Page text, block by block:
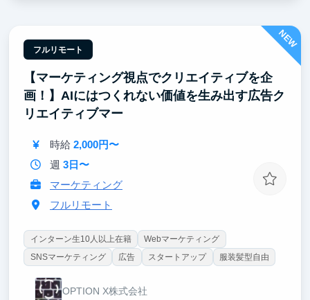
立ち上げから間もないAI活用支援事業が、今まさに伸
びているフェーズです。案件が増え、組織と仕組みが
作られていく過程を、経営メンバーと同じ距離で見ら
れます。技術選定も価格設定も採用も、決まる瞬間に
立ち会える。将来自分で事業を持ちたい人には、これ
以上ない教材です。
NEW
フルリモート
【マーケティング視点でクリエイティブを企
画！】AIにはつくれない価値を生み出す広告ク
リエイティブマー
時給 2,000円〜
週 3日〜
マーケティング
フルリモート
インターン生10人以上在籍
Webマーケティング
SNSマーケティング
広告 スタートアップ 服装髪型自由
OPTION X株式会社